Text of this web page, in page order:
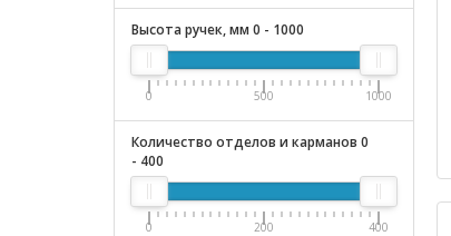
Высота ручек, мм 0 - 1000
0 500 1000
Количество отделов и карманов 0
- 400
0 200 400